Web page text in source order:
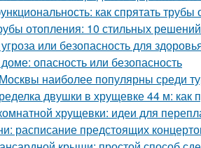
как спрятать
отопления: 10 стильных
или безопасность для
опасность или безопасность
наиболее популярны среди
двушки в хрущевке 44 м: как
хрущевки: идеи для
расписание предстоящих